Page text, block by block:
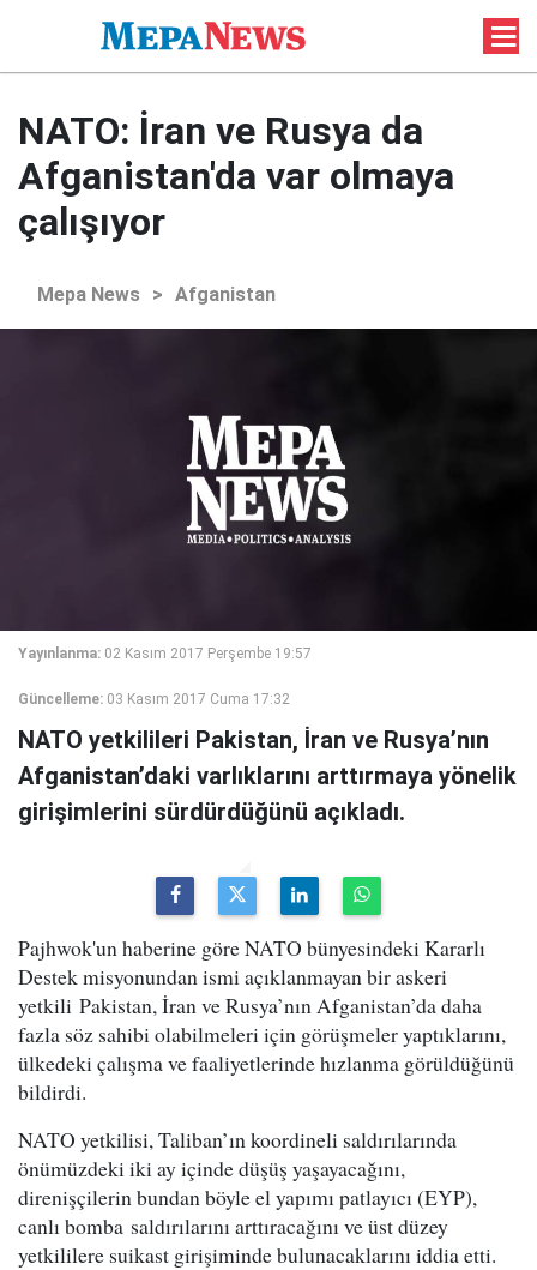
NATO: İran ve Rusya da
Afganistan'da var olmaya
çalışıyor
Mepa News > Afganistan
Yayınlanma: 02 Kasım 2017 Perşembe 19:57
Güncelleme: 03 Kasım 2017 Cuma 17:32
NATO yetkilileri Pakistan, İran ve Rusya’nın
Afganistan’daki varlıklarını arttırmaya yönelik
girişimlerini sürdürdüğünü açıkladı.
Pajhwok'un haberine göre NATO bünyesindeki Kararlı
Destek misyonundan ismi açıklanmayan bir askeri
yetkili Pakistan, İran ve Rusya’nın Afganistan’da daha
fazla söz sahibi olabilmeleri için görüşmeler yaptıklarını,
ülkedeki çalışma ve faaliyetlerinde hızlanma görüldüğünü
bildirdi.
NATO yetkilisi, Taliban’ın koordineli saldırılarında
önümüzdeki iki ay içinde düşüş yaşayacağını,
direnişçilerin bundan böyle el yapımı patlayıcı (EYP),
canlı bomba saldırılarını arttıracağını ve üst düzey
yetkililere suikast girişiminde bulunacaklarını iddia etti.